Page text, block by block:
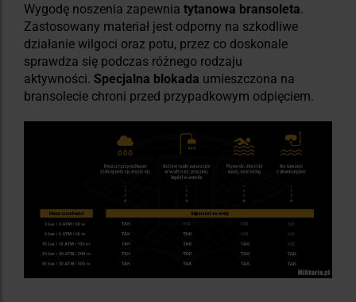
Wygodę noszenia zapewnia tytanowa bransoleta.
Zastosowany materiał jest odporny na szkodliwe
działanie wilgoci oraz potu, przez co doskonale
sprawdza się podczas różnego rodzaju
aktywności. Specjalna blokada umieszczona na
bransolecie chroni przed przypadkowym odpięciem.